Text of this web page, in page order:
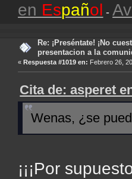
en Español -
Re: ¡Preséntate! ¡No
presentacion a la
«Respuesta #1019 en: Febrero 26,
Cita de: asperet
Wenas, ¿se
¡¡¡Por